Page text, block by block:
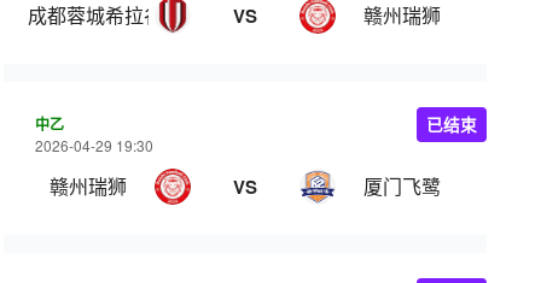
成都蓉城希拉谷 VS 赣州瑞狮
中乙
2026-04-29 19:30
赣州瑞狮 VS 厦门飞鹭
已结束